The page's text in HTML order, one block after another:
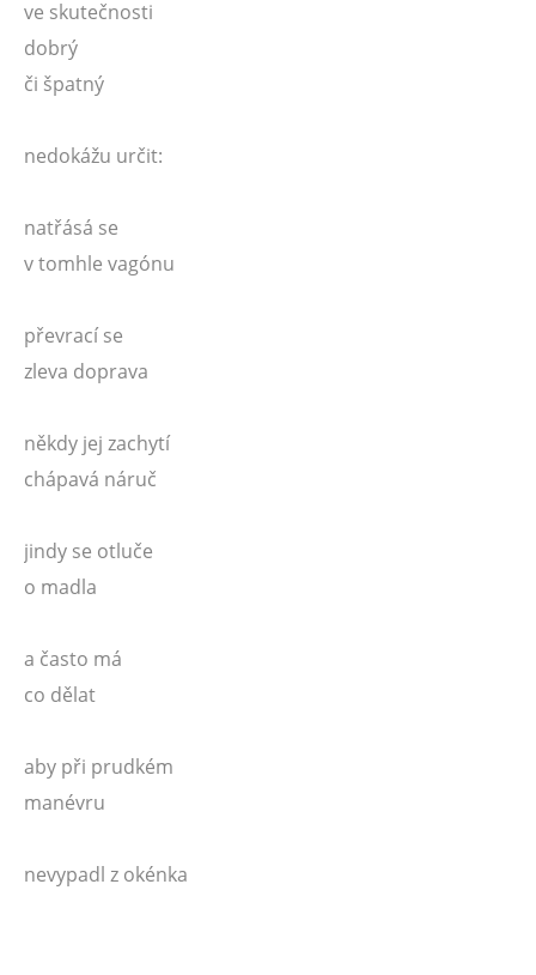
ve skutečnosti
dobrý
či špatný
nedokážu určit:
natřásá se
v tomhle vagónu
převrací se
zleva doprava
někdy jej zachytí
chápavá náruč
jindy se otluče
o madla
a často má
co dělat
aby při prudkém
manévru
nevypadl z okénka